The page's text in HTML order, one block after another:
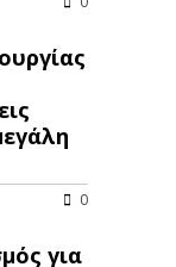
0
για